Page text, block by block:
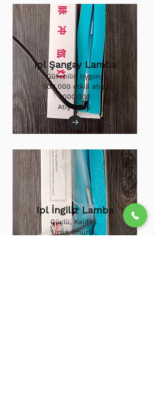
Ipl Şangay Lamba
Güvenilir, Uygun,
500.000 etkili atış.
1.000.000
Atış Ömrü
Ipl İngiliz Lamba
Güçlü, Kaliteli,
Uzun ömürlü,